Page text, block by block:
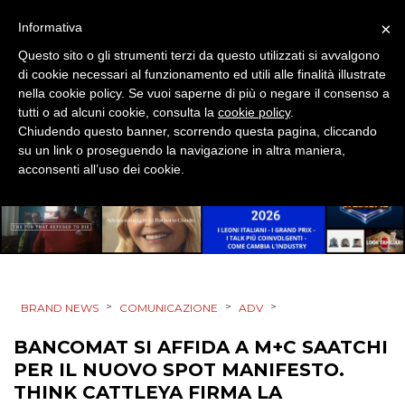
BRAND NEWS > COMUNICAZIONE > ADV >
BANCOMAT SI AFFIDA A M+C SAATCHI
PER IL NUOVO SPOT MANIFESTO.
THINK CATTLEYA FIRMA LA
×
Informativa
Questo sito o gli strumenti terzi da questo utilizzati si avvalgono
di cookie necessari al funzionamento ed utili alle finalità illustrate
nella cookie policy. Se vuoi saperne di più o negare il consenso a
tutti o ad alcuni cookie, consulta la cookie policy.
Chiudendo questo banner, scorrendo questa pagina, cliccando
su un link o proseguendo la navigazione in altra maniera,
acconsenti all’uso dei cookie.